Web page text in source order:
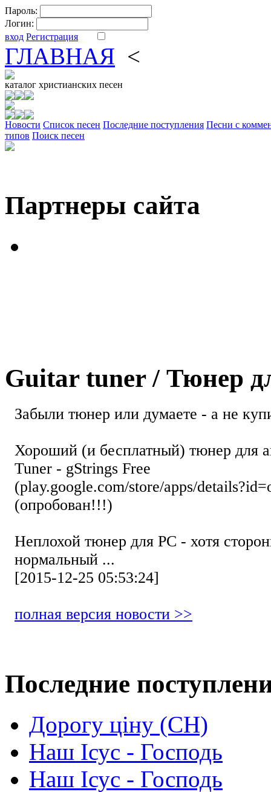
Пароль:
Логин:
вход Регистрация
ГЛАВНАЯ <
каталог христианских песен
Новости Cписок песен Последние поступления Песни с
типов Поиск песен
Партнеры сайта
Guitar tuner / Тюнер
Забыли тюнер или думаете - а не
Хороший (и бесплатный) тюнер для
Tuner - gStrings Free
(play.google.com/store/apps/
(опробован!!!)
Неплохой тюнер для РС - хотя
нормальный ...
[2015-12-25 05:53:24]
полная версия новости >>
Последние
Дорогу ціну (СН)
Наш Ісус - Господь
Наш Ісус - Господь